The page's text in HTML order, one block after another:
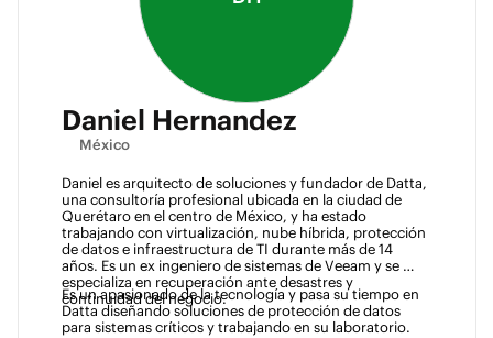
Daniel Hernandez
México
Daniel es arquitecto de soluciones y fundador de Datta,
una consultoría profesional ubicada en la ciudad de
Querétaro en el centro de México, y ha estado
trabajando con virtualización, nube híbrida, protección
de datos e infraestructura de TI durante más de 14
años. Es un ex ingeniero de sistemas de Veeam y se
especializa en recuperación ante desastres y
continuidad del negocio.
Es un apasionado de la tecnología y pasa su tiempo en
Datta diseñando soluciones de protección de datos
para sistemas críticos y trabajando en su laboratorio.